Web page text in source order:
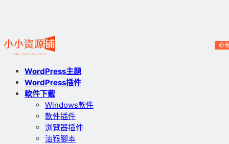
WordPress主題
WordPress插件
軟件下載
Windows軟件
軟件插件
浏覽器插件
油猴腳本
必